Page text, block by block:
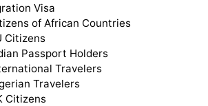
Visa
of African Countries
Citizens
Passport Holders
Travelers
Travelers
Citizens